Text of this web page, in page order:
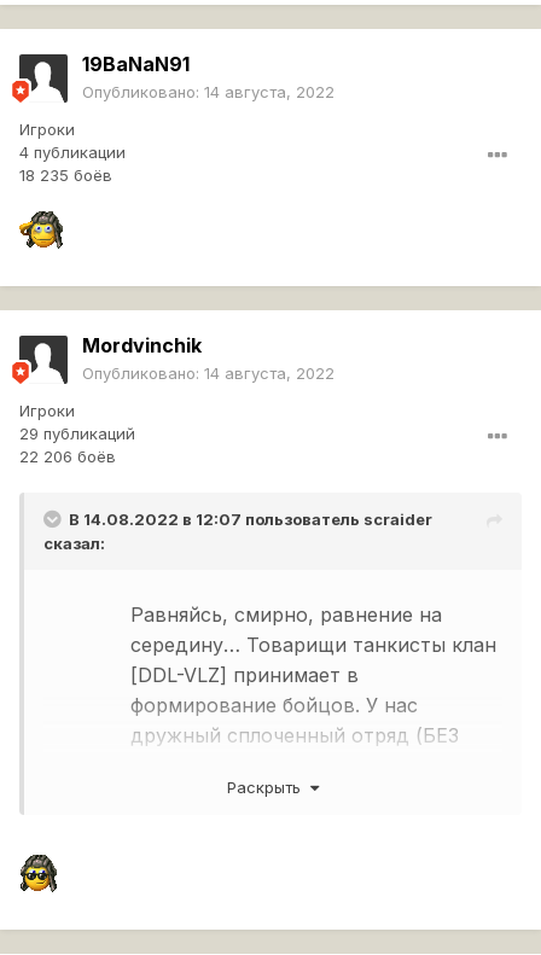
19BaNaN91
Опубликовано: 14 августа, 2022
Игроки
4 публикации
18 235 боёв
Mordvinchik
Опубликовано: 14 августа, 2022
Игроки
29 публикаций
22 206 боёв
В 14.08.2022 в 12:07 пользователь scraider
сказал:
Равняйсь, смирно, равнение на
середину… Товарищи танкисты клан
[DDL-VLZ] принимает в
формирование бойцов. У нас
дружный сплоченный отряд (БЕЗ
расистских и прочих
Раскрыть